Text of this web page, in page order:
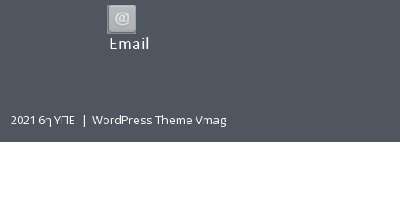
Email
2021 6η ΥΠΕ | WordPress Theme Vmag